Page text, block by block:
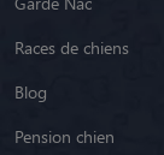
Races de chiens
Blog
Pension chien